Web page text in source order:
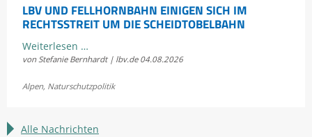
LBV UND FELLHORNBAHN EINIGEN SICH IM
RECHTSSTREIT UM DIE SCHEIDTOBELBAHN
Weiterlesen …LBV
und
einigen
im
von Stefanie Bernhardt | lbv.de 04.08.2026
Alpen, Naturschutzpolitik
Alle Nachrichten